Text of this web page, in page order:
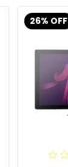
26% OFF